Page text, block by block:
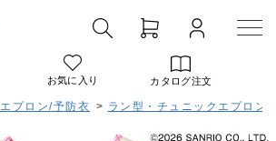
お気に入り カタログ注文
エプロン/予防衣 > ラン型・チュニックエプロン